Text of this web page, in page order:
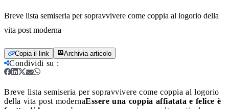
Breve lista semiseria per sopravvivere come coppia al logorio della
vita post moderna
Copia il link Archivia articolo
Condividi su :
Breve lista semiseria per sopravvivere come coppia al logorio
della vita post modernaEssere una coppia affiatata e felice è